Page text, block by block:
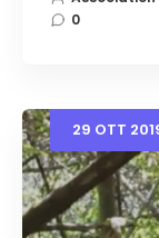
0
29 OTT